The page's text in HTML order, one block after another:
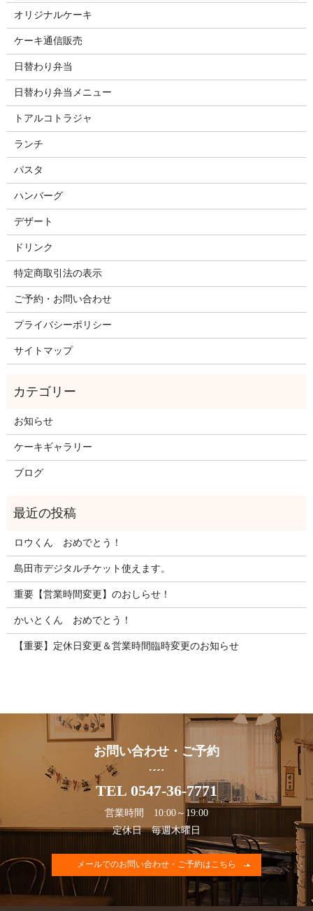
オリジナルケーキ
ケーキ通信販売
日替わり弁当
日替わり弁当メニュー
トアルコトラジャ
ランチ
パスタ
ハンバーグ
デザート
ドリンク
特定商取引法の表示
ご予約・お問い合わせ
プライバシーポリシー
サイトマップ
お知らせ
ケーキギャラリー
ブログ
ロウくん おめでとう！
島田市デジタルチケット使えます。
重要【営業時間変更】のおしらせ！
かいとくん おめでとう！
【重要】定休日変更＆営業時間臨時変更のお知らせ
お問い合わせ・ご予約
TEL 0547-36-7771
営業時間 10:00～19:00
定休日 毎週木曜日
メールでのお問い合わせ・ご予約はこちら